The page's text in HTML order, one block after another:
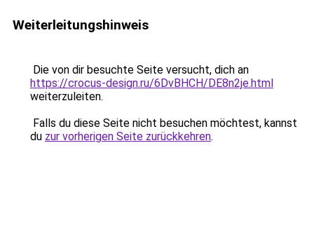
Weiterleitungshinweis
Die von dir besuchte Seite versucht, dich an
https://crocus-design.ru/6DvBHCH/DE8n2je.html
weiterzuleiten.
Falls du diese Seite nicht besuchen möchtest, kannst
du zur vorherigen Seite zurückkehren.